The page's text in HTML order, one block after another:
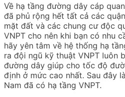
Về hạ tầng đường dây cáp
đã phủ rộng hết tất cả các
mặt đất và các chung cư độc
VNPT cho nên khi bạn có nhu
hãy yên tâm về hệ thống hạ
ra đội ngũ kỹ thuật VNPT luôn
đường dây giúp cho tốc độ
định ở mức cao nhất. Sau đây
Nam đã có hạ tầng VNPT.